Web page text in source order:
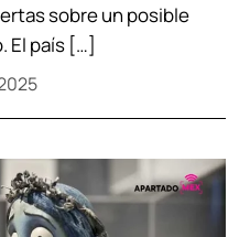
sobre un posible
El país […]